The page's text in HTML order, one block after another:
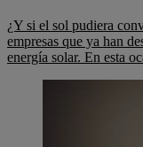
¿Y si el sol pudiera
empresas que ya han
energía solar. En esta